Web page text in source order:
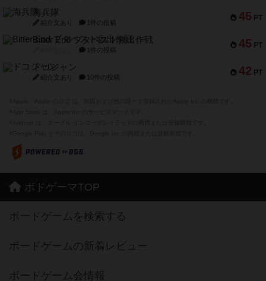
45 PT
海兵隊
紹介文あり 1件の投稿
45 PT
Bitter End ブタペスト救出作戦
1件の投稿
42 PT
ドコジャン
紹介文あり 10件の投稿
ボドゲーマTOP
ボードゲームを検索する
ボードゲームの新着レビュー
ボードゲーム会情報